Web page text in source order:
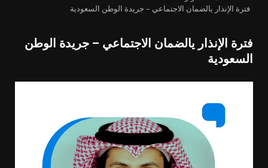
فترة الإنذار يالضمان الاجتماعي – جريدة الوطن السعودية
فترة الإنذار يالضمان الاجتماعي – جريدة الوطن
السعودية